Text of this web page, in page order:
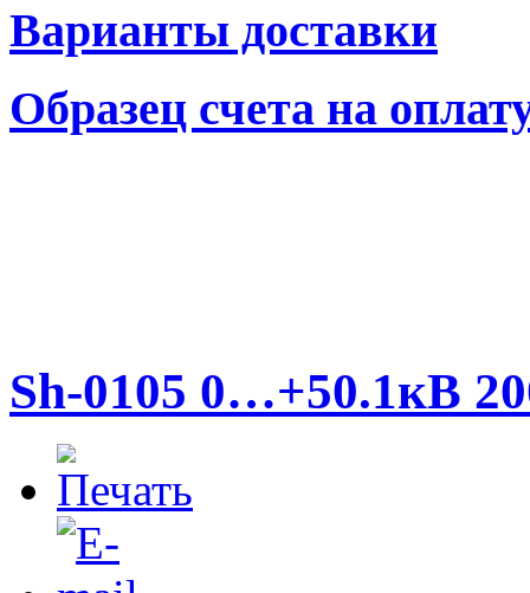
Варианты доставки
Образец счета на
Sh-0105 0…+50.1кВ